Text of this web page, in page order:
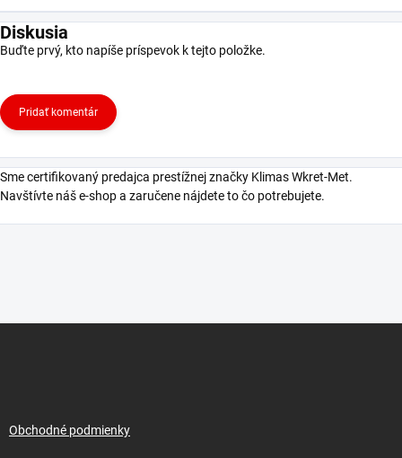
Diskusia
Buďte prvý, kto napíše príspevok k tejto položke.
Pridať komentár
Sme certifikovaný predajca prestížnej značky Klimas Wkret-Met.
Navštívte náš e-shop a zaručene nájdete to čo potrebujete.
Obchodné podmienky